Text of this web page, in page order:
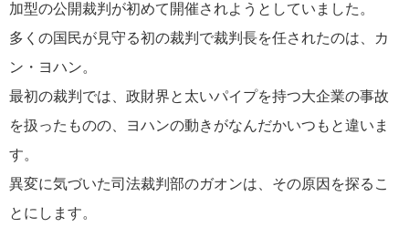
加型の公開裁判が初めて開催されようとしていました。
多くの国民が見守る初の裁判で裁判長を任されたのは、カ
ン・ヨハン。
最初の裁判では、政財界と太いパイプを持つ大企業の事故
を扱ったものの、ヨハンの動きがなんだかいつもと違いま
す。
異変に気づいた司法裁判部のガオンは、その原因を探るこ
とにします。